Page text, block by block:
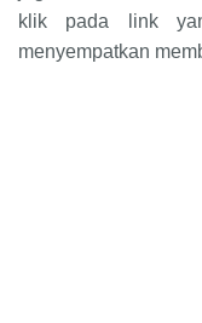
klik pada link
menyempatkan